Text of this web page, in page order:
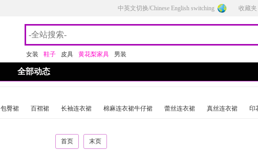
中英文切换/Chinese English switching 收藏夹
女装 鞋子 皮具 黄花梨家具 男装
全部动态
包臀裙 百褶裙 长袖连衣裙 棉麻连衣裙牛仔裙 蕾丝连衣裙 真丝连衣裙 印
首页 末页